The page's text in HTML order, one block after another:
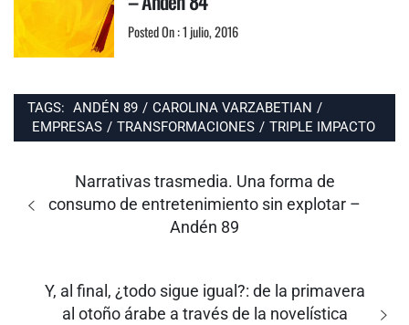
Posted On : 1 julio, 2016
TAGS: ANDÉN 89 / CAROLINA VARZABETIAN /
EMPRESAS / TRANSFORMACIONES / TRIPLE IMPACTO
entradas
Entrada
anterior:
Narrativas trasmedia. Una forma de
consumo de entretenimiento sin explotar –
Andén 89
Entrada
siguiente:
Y, al final, ¿todo sigue igual?: de la primavera
al otoño árabe a través de la novelística